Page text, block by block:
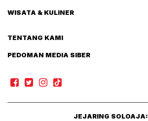
WISATA & KULINER
TENTANG KAMI
PEDOMAN MEDIA SIBER
JEJARING SOLOAJA: